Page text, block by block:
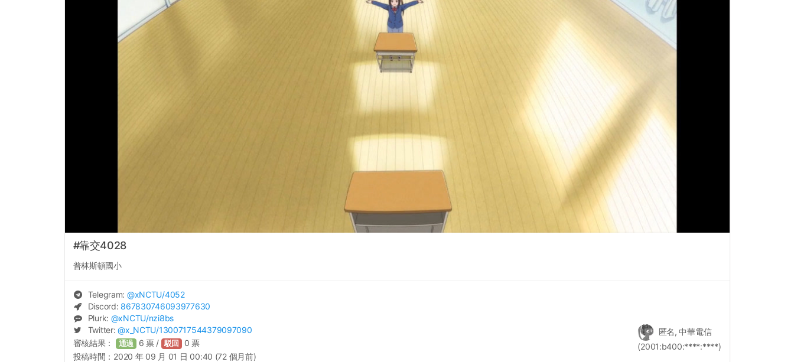
#靠交4028
普林斯頓國小
Telegram: @xNCTU/4052
Discord: 867830746093977630
Plurk: @xNCTU/nzi8bs
Twitter:@x_NCTU/1300717544379097090
匿名, 中華電信
(2001:b400:****:****)
審核結果： 通過 6 票 / 駁回 0 票
投稿時間： 2020 年 09 月 01 日 00:40 (72 個月前)